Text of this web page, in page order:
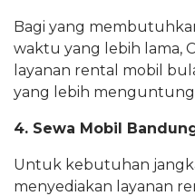
Bagi yang
waktu yang lebih lama,
layanan rental mobil
yang lebih
4. Sewa Mobil
Untuk kebutuhan
menyediakan layanan